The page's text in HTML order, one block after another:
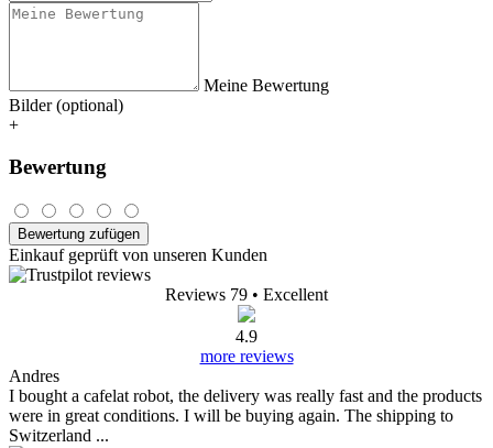
Meine Bewertung
Bilder (optional)
+
Bewertung
Bewertung zufügen
Einkauf geprüft von unseren Kunden
Reviews 79 • Excellent
4.9
more reviews
Andres
I bought a cafelat robot, the delivery was really fast and the products
were in great conditions. I will be buying again. The shipping to
Switzerland ...